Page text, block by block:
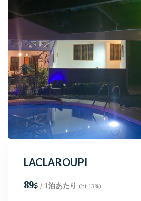
LACLAROUPI
89$ / 1泊あたり (ht 13%)